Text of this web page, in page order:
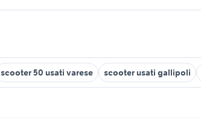
scooter 50 usati varese scooter usati gallipoli